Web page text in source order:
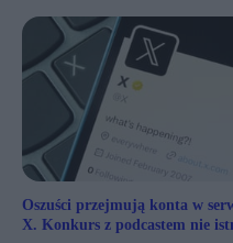
Oszuści przejmują konta w
X. Konkurs z podcastem nie